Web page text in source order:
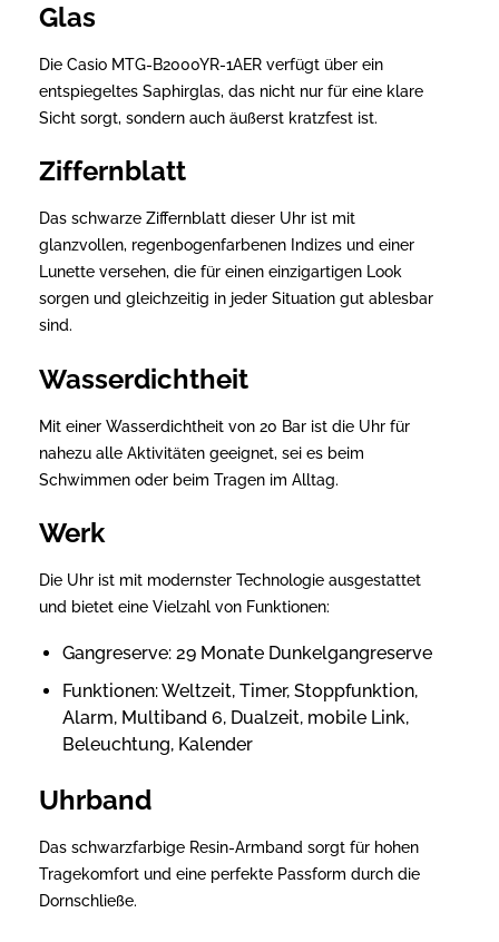
Glas
Die Casio MTG-B2000YR-1AER verfügt über ein
entspiegeltes Saphirglas, das nicht nur für eine klare
Sicht sorgt, sondern auch äußerst kratzfest ist.
Ziffernblatt
Das schwarze Ziffernblatt dieser Uhr ist mit
glanzvollen, regenbogenfarbenen Indizes und einer
Lunette versehen, die für einen einzigartigen Look
sorgen und gleichzeitig in jeder Situation gut ablesbar
sind.
Wasserdichtheit
Mit einer Wasserdichtheit von 20 Bar ist die Uhr für
nahezu alle Aktivitäten geeignet, sei es beim
Schwimmen oder beim Tragen im Alltag.
Werk
Die Uhr ist mit modernster Technologie ausgestattet
und bietet eine Vielzahl von Funktionen:
Gangreserve: 29 Monate Dunkelgangreserve
Funktionen: Weltzeit, Timer, Stoppfunktion,
Alarm, Multiband 6, Dualzeit, mobile Link,
Beleuchtung, Kalender
Uhrband
Das schwarzfarbige Resin-Armband sorgt für hohen
Tragekomfort und eine perfekte Passform durch die
Dornschließe.